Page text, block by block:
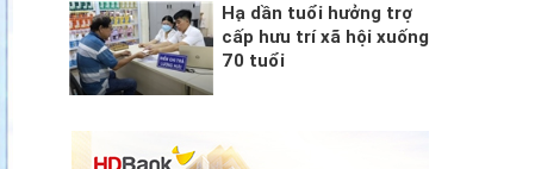
Hạ dần tuổi hưởng trợ
cấp hưu trí xã hội xuống
70 tuổi